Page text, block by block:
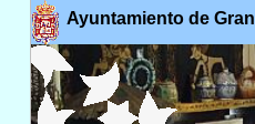
Ayuntamiento de